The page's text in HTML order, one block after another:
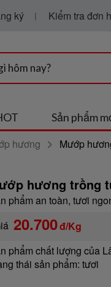
ký Kiểm tra đơn
Sản phẩm
hương Mướp
hương trồng
phẩm an toàn, tươi
20.700đ/Kg
phẩm chất lượng của
thái sản phẩm: tươi